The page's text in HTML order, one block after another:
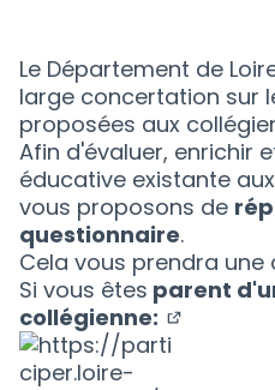
Le Département de
large concertation sur
proposées aux
Afin d'évaluer, enrichir
éducative existante
vous proposons de
questionnaire.
Cela vous prendra une
Si vous êtes parent
collégienne:
(Nouvelle